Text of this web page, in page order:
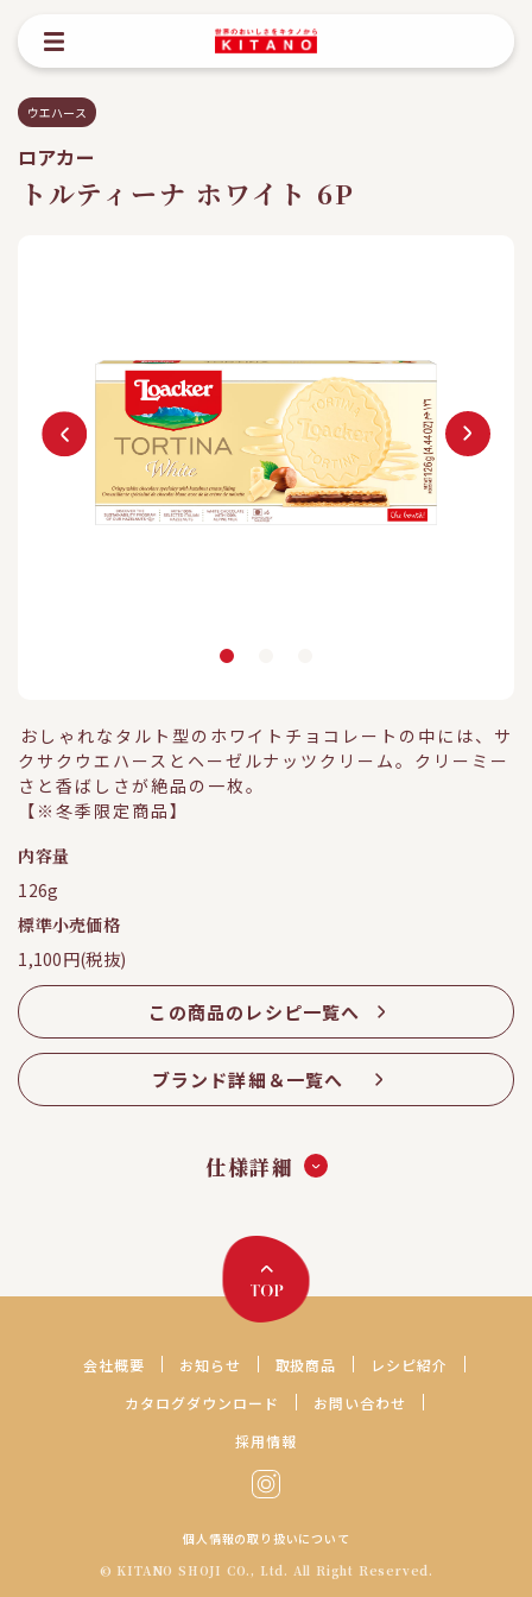
ウエハース
ロアカー
トルティーナ ホワイト 6P
おしゃれなタルト型のホワイトチョコレートの中には、サ
クサクウエハースとヘーゼルナッツクリーム。クリーミー
さと香ばしさが絶品の一枚。
【※冬季限定商品】
内容量
126g
標準小売価格
1,100円(税抜)
この商品のレシピ一覧へ
ブランド詳細＆一覧へ
仕様詳細
会社概要 お知らせ 取扱商品
レシピ紹介
カタログダウンロード
お問い合わせ
採用情報
個人情報の取り扱いについて
© KITANO SHOJI CO., Ltd. All Right Reserved.